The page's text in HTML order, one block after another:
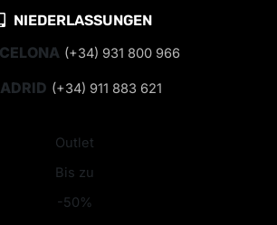
NIEDERLASSUNGEN
(+34) 931 800 966
(+34) 911 883 621
Outlet
Bis zu
-50%